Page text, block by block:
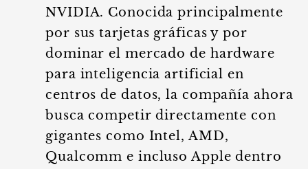
NVIDIA. Conocida principalmente
por sus tarjetas gráficas y por
dominar el mercado de hardware
para inteligencia artificial en
centros de datos, la compañía ahora
busca competir directamente con
gigantes como Intel, AMD,
Qualcomm e incluso Apple dentro